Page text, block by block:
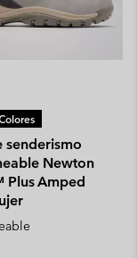
senderismo
Newton
Plus Amped